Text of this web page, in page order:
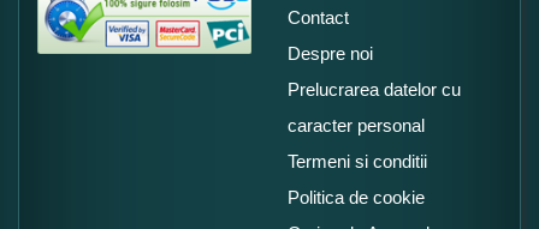
Contact
Despre noi
Prelucrarea datelor cu
caracter personal
Termeni si conditii
Politica de cookie